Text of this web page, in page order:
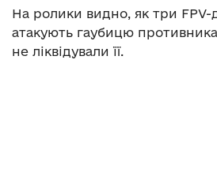
На ролики видно, як три FPV-
атакують гаубицю
не ліквідували її.